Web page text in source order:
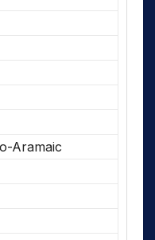
Aramaic